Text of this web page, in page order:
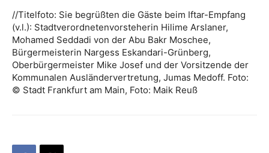
//Titelfoto: Sie begrüßten die Gäste beim Iftar-Empfang
(v.l.): Stadtverordnetenvorsteherin Hilime Arslaner,
Mohamed Seddadi von der Abu Bakr Moschee,
Bürgermeisterin Nargess Eskandari-Grünberg,
Oberbürgermeister Mike Josef und der Vorsitzende der
Kommunalen Ausländervertretung, Jumas Medoff. Foto:
© Stadt Frankfurt am Main, Foto: Maik Reuß